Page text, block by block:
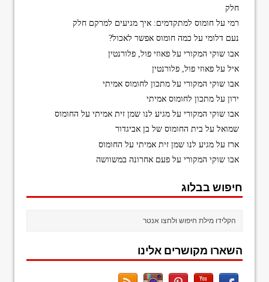
חלק
רמי עלחומוס למתקדמים: איך מגיעים למרקם חלק
נעם דלומי על כמה חומוס אפשר לאכול?
אבו שוקי המקורי עלפאוזי פול, פלורנטין
איל עלפאוזי פול, פלורנטין
אבו שוקי המקורי עלמתכון לחומוס אמיתי
ירון עלמתכון לחומוס אמיתי
אבו שוקי המקורי עלמגיע לנו שמן זית אמיתי על החומוס
שמואל על בית החומוס של בן אביגדור
ארז עלמגיע לנו שמן זית אמיתי על החומוס
אבו שוקי המקורי עלפעם אחרונה במשוושה
חיפוש בבלוג
השארו מקושרים אלינו